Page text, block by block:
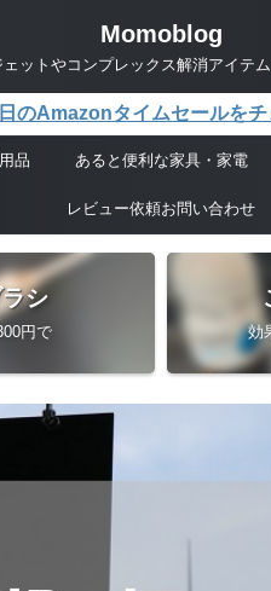
Momoblog
ェットやコンプレックス解消アイテ
のAmazonタイムセールをチ
品 あると便利な家具・家電
レビュー依頼お問い合わせ
シ
円で 効